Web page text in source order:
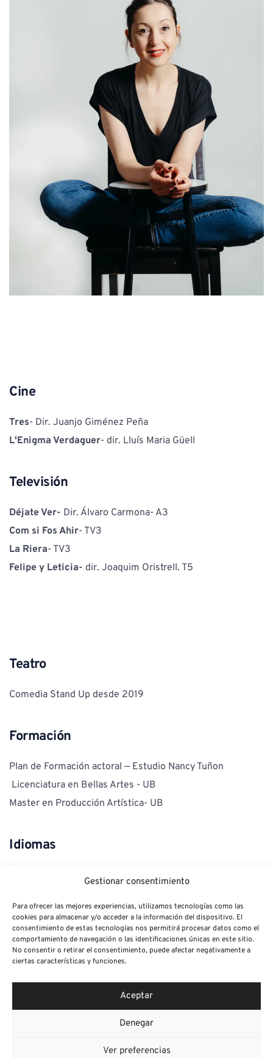
Gestionar consentimiento
Para ofrecer las mejores experiencias, utilizamos tecnologías como las
cookies para almacenar y/o acceder a la información del dispositivo. El
consentimiento de estas tecnologías nos permitirá procesar datos como el
comportamiento de navegación o las identificaciones únicas en este sitio.
No consentir o retirar el consentimiento, puede afectar negativamente a
ciertas características y funciones.
Aceptar
Denegar
Ver preferencias
Cine
Tres- Dir. Juanjo Giménez Peña
L'Enigma Verdaguer- dir. Lluís Maria Güell
Televisión
Déjate Ver- Dir. Álvaro Carmona- A3
Com si Fos Ahir- TV3
La Riera- TV3
Felipe y Leticia- dir. Joaquim Oristrell. T5
Teatro
Comedia Stand Up desde 2019
Formación
Plan de Formación actoral — Estudio Nancy Tuñon
Licenciatura en Bellas Artes - UB
Master en Producción Artística- UB
Idiomas
Habilidades